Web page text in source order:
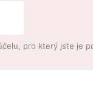
pro který jste je